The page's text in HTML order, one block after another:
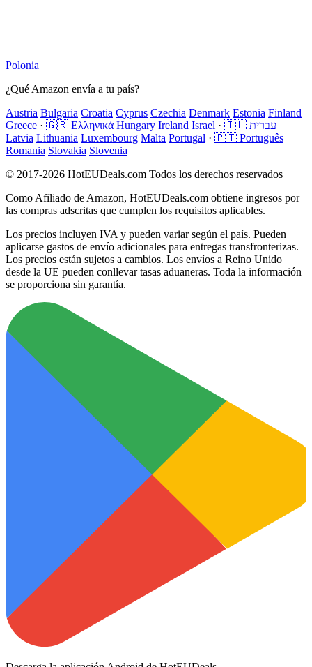
Polonia
¿Qué Amazon envía a tu país?
Austria Bulgaria Croatia Cyprus Czechia Denmark Estonia Finland
Greece · 🇬🇷 Ελληνικά Hungary Ireland Israel ·
🇮🇱 עברית
Latvia Lithuania Luxembourg Malta Portugal · 🇵🇹 Português
Romania Slovakia Slovenia
© 2017-2026 HotEUDeals.com Todos los derechos reservados
Como Afiliado de Amazon, HotEUDeals.com obtiene ingresos por
las compras adscritas que cumplen los requisitos aplicables.
Los precios incluyen IVA y pueden variar según el país. Pueden
aplicarse gastos de envío adicionales para entregas transfronterizas.
Los precios están sujetos a cambios. Los envíos a Reino Unido
desde la UE pueden conllevar tasas aduaneras. Toda la información
se proporciona sin garantía.